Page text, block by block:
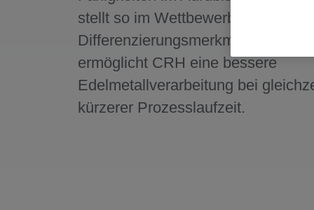
stellt so im Wettbewerb ein
Differenzierungsmerkmal dar.
ermöglicht CRH eine bessere
Edelmetallverarbeitung bei
kürzerer Prozesslaufzeit.